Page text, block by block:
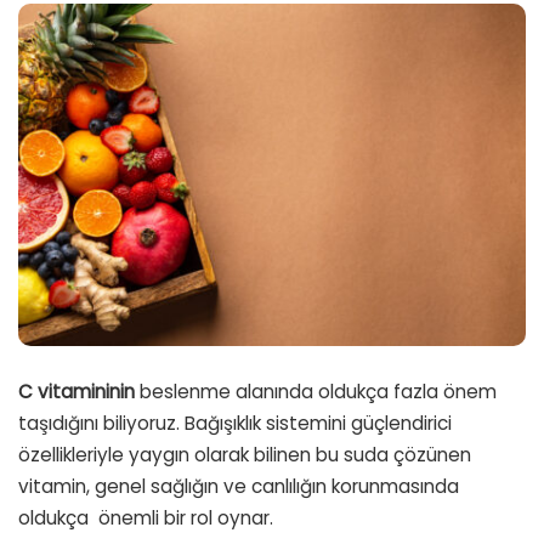
C vitaminininbeslenme alanında oldukça fazla önem
taşıdığını biliyoruz. Bağışıklık sistemini güçlendirici
özellikleriyle yaygın olarak bilinen bu suda çözünen
vitamin, genel sağlığın ve canlılığın korunmasında
oldukça önemli bir rol oynar.